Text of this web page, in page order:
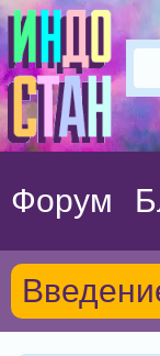
Форум